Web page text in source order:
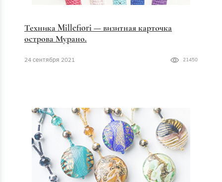
Техника Millefiori — визитная карточка
острова Мурано.
24 сентября 2021 21450